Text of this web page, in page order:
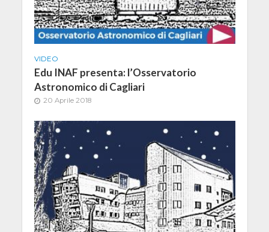
VIDEO
Edu INAF presenta: l’Osservatorio
Astronomico di Cagliari
20 Aprile 2018